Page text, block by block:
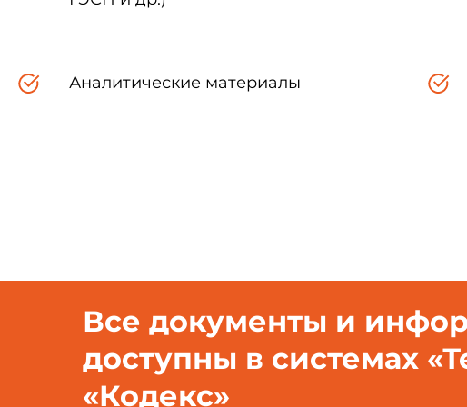
Аналитические материалы
Все документы и
доступны в системах
«Кодекс»